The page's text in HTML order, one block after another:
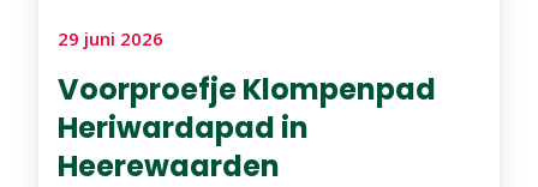
29 juni 2026
Voorproefje Klompenpad
Heriwardapad in
Heerewaarden